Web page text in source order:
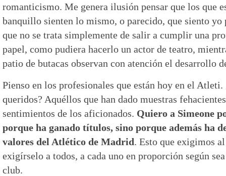
romanticismo. Me genera ilusión pensar que los que
banquillo sienten lo mismo, o parecido, que siento
que no se trata simplemente de salir a cumplir una
papel, como pudiera hacerlo un actor de teatro,
patio de butacas observan con atención el desarrollo
Pienso en los profesionales que están hoy en el Atleti.
queridos? Aquéllos que han dado muestras
sentimientos de los aficionados. Quiero a Simeone
porque ha ganado títulos, sino porque además ha
valores del Atlético de Madrid. Esto que exigimos
exigírselo a todos, a cada uno en proporción según
club.